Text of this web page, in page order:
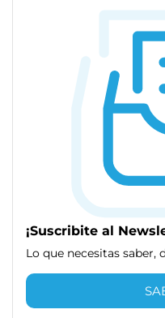
¡Suscribite al
Lo que necesitas saber,